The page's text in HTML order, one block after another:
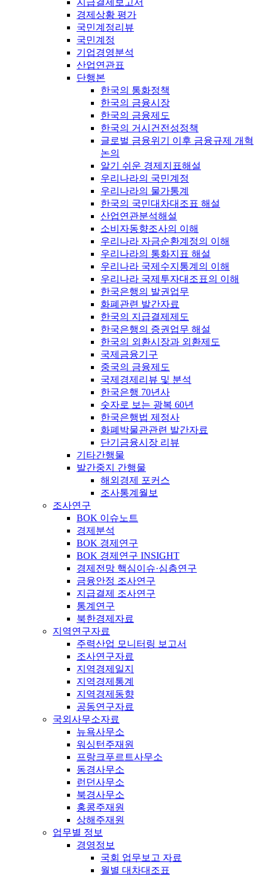
지급결제보고서
경제상황 평가
국민계정리뷰
국민계정
기업경영분석
산업연관표
단행본
한국의 통화정책
한국의 금융시장
한국의 금융제도
한국의 거시건전성정책
글로벌 금융위기 이후 금융규제 개혁
논의
알기 쉬운 경제지표해설
우리나라의 국민계정
우리나라의 물가통계
한국의 국민대차대조표 해설
산업연관분석해설
소비자동향조사의 이해
우리나라 자금순환계정의 이해
우리나라의 통화지표 해설
우리나라 국제수지통계의 이해
우리나라 국제투자대조표의 이해
한국은행의 발권업무
화폐관련 발간자료
한국의 지급결제제도
한국은행의 증권업무 해설
한국의 외환시장과 외환제도
국제금융기구
중국의 금융제도
국제경제리뷰 및 분석
한국은행 70년사
숫자로 보는 광복 60년
한국은행법 제정사
화폐박물관관련 발간자료
단기금융시장 리뷰
기타간행물
발간중지 간행물
해외경제 포커스
조사통계월보
조사연구
BOK 이슈노트
경제분석
BOK 경제연구
BOK 경제연구 INSIGHT
경제전망 핵심이슈·심층연구
금융안정 조사연구
지급결제 조사연구
통계연구
북한경제자료
지역연구자료
주력산업 모니터링 보고서
조사연구자료
지역경제일지
지역경제통계
지역경제동향
공동연구자료
국외사무소자료
뉴욕사무소
워싱턴주재원
프랑크푸르트사무소
동경사무소
런던사무소
북경사무소
홍콩주재원
상해주재원
업무별 정보
경영정보
국회 업무보고 자료
월별 대차대조표